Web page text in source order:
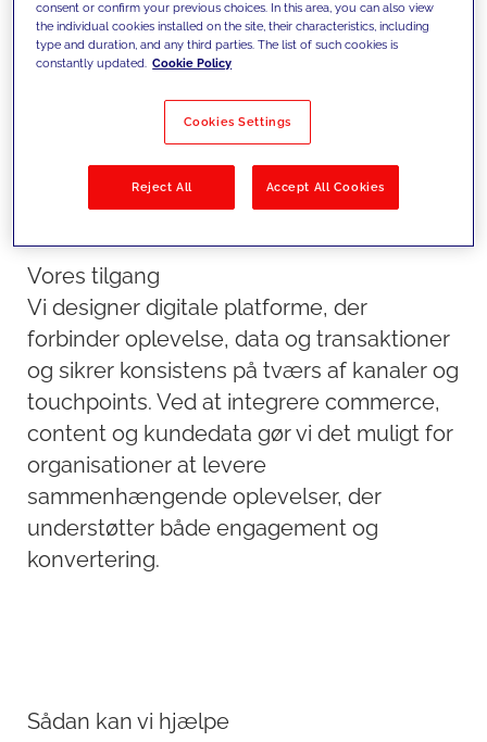
salgskanaler.
Vores tilgang
Vi designer digitale platforme, der
forbinder oplevelse, data og transaktioner
og sikrer konsistens på tværs af kanaler og
touchpoints. Ved at integrere commerce,
content og kundedata gør vi det muligt for
organisationer at levere
sammenhængende oplevelser, der
understøtter både engagement og
konvertering.
Sådan kan vi hjælpe
consent or confirm your previous choices. In this area, you can also view
the individual cookies installed on the site, their characteristics, including
type and duration, and any third parties. The list of such cookies is
constantly updated. Cookie Policy
Cookies Settings
Reject All Accept All Cookies